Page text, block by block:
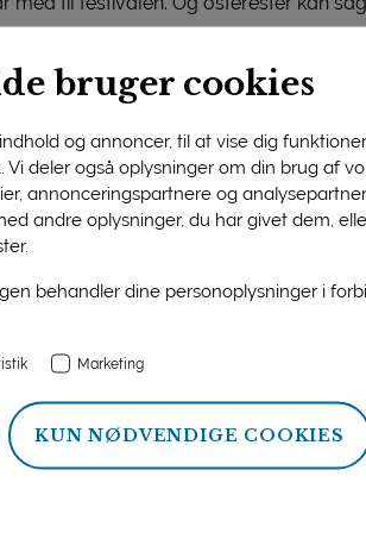
bruger cookies
og annoncer, til at vise dig
deler også oplysninger om din brug af
annonceringspartnere og
andre oplysninger, du har givet dem,
behandler dine personoplysninger i
Marketing
KUN NØDVENDIGE COOKIES
til i et nyt Food Festival-område
… så kom og få inspiration til
i et samtale- og køkkentelt.
hvid ost og kærnemælk, mens Pure
og oste’.